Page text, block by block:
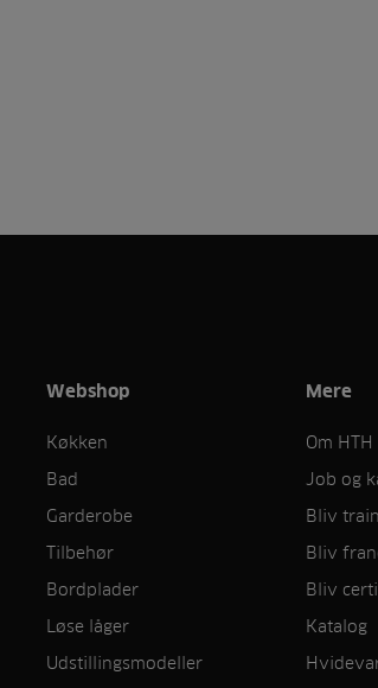
Webshop
Køkken
Bad
Garderobe
Tilbehør
Bordplader
Løse låger
Udstillingsmodeller
Mere
Om HTH
Job og
Bliv
Bliv
Bliv
Katalog